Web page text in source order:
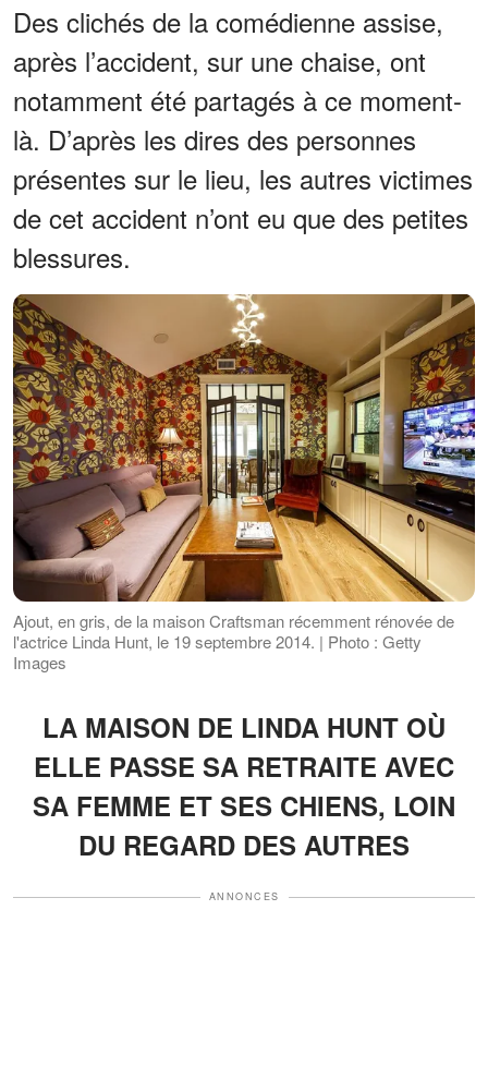
Des clichés de la comédienne assise,
après l’accident, sur une chaise, ont
notamment été partagés à ce moment-
là. D’après les dires des personnes
présentes sur le lieu, les autres victimes
de cet accident n’ont eu que des petites
blessures.
Ajout, en gris, de la maison Craftsman récemment rénovée de
l'actrice Linda Hunt, le 19 septembre 2014. | Photo : Getty
Images
LA MAISON DE LINDA HUNT OÙ
ELLE PASSE SA RETRAITE AVEC
SA FEMME ET SES CHIENS, LOIN
DU REGARD DES AUTRES
ANNONCES